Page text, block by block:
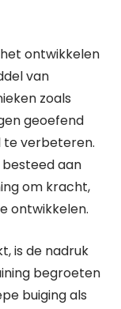
ontwikkelen
van
zoals
geoefend
te verbeteren.
aan
om kracht,
ontwikkelen.
is de nadruk
begroeten
buiging als